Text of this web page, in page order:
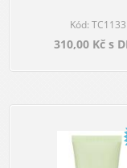
Kód: TC1133
310,00 Kč s